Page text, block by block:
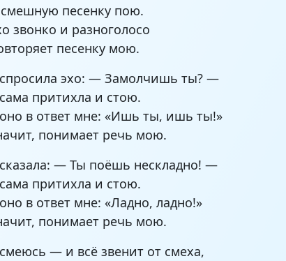
песенку пою.
звонко и разноголосо
песенку мою.
эхо: — Замолчишь ты? —
притихла и стою.
в ответ мне: «Ишь ты, ишь ты!»
понимает речь мою.
— Ты поёшь нескладно! —
притихла и стою.
в ответ мне: «Ладно, ладно!»
понимает речь мою.
— и всё звенит от смеха,